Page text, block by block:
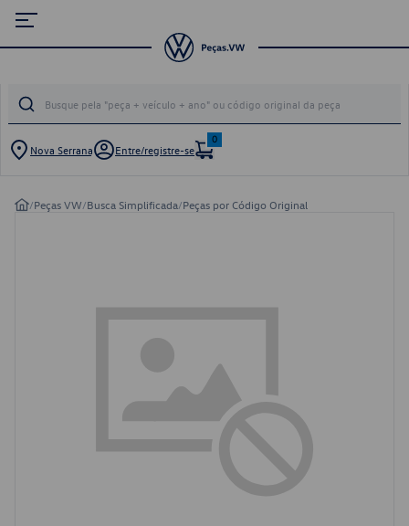
Nova Serrana Entre/registre-se
0
/Peças VW/Busca Simplificada/Peças por Código Original